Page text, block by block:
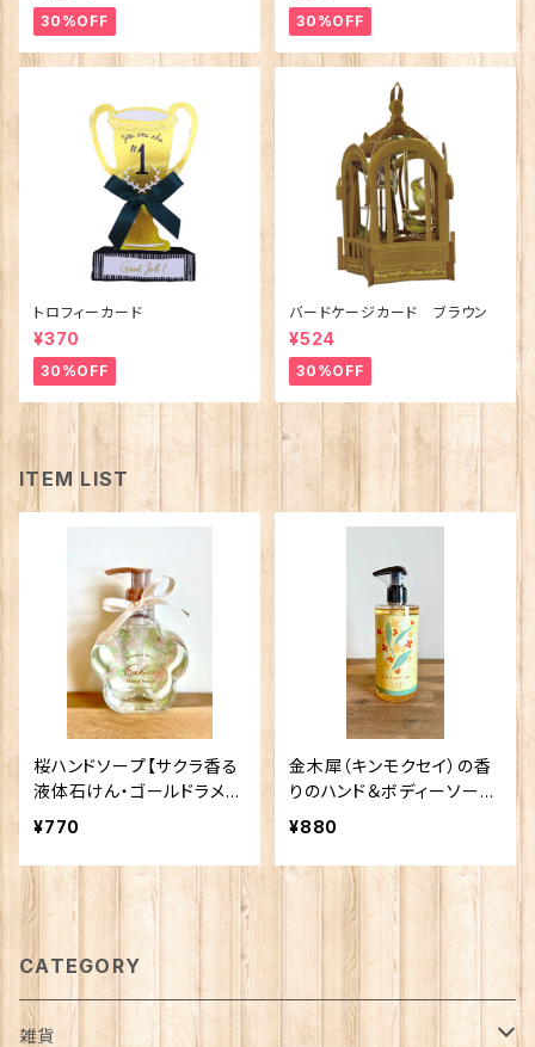
30%OFF 30%OFF
トロフィーカード
¥370
30%OFF
バードケージカード ブラウン
¥524
30%OFF
ITEM LIST
桜ハンドソープ【サクラ香る
液体石けん・ゴールドラメ入
り】サクラCC
¥770
金木犀（キンモクセイ）の香
りのハンド＆ボディーソープ
【秋を感じる人気の香り】
¥880
CATEGORY
雑貨